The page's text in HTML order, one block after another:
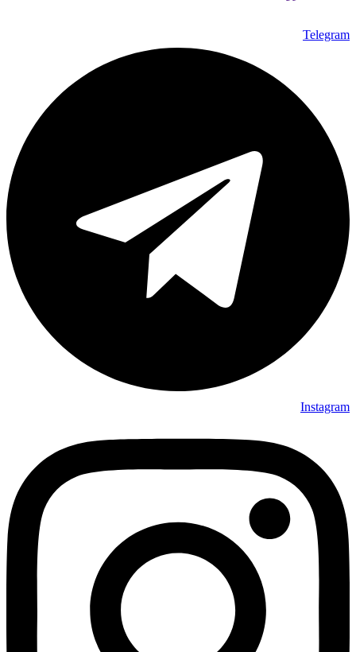
Telegram
Instagram